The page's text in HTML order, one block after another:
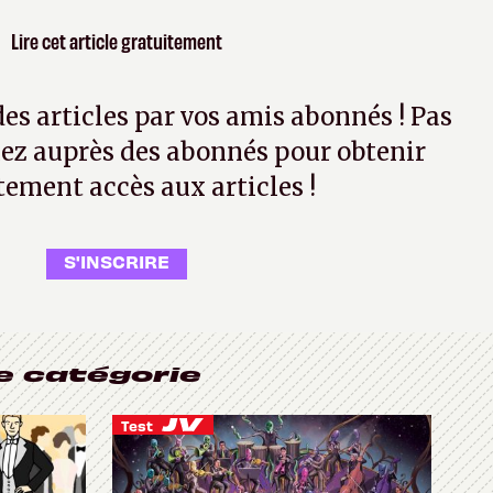
Lire cet article gratuitement
articles par vos amis abonnés ! Pas
auprès des abonnés pour obtenir
accès aux articles !
S'INSCRIRE
catégorie
Test